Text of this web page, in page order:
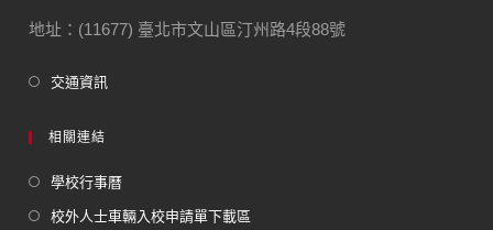
地址：(11677) 臺北市文山區汀州路4段88號
交通資訊
相關連結
學校行事曆
校外人士車輛入校申請單下載區